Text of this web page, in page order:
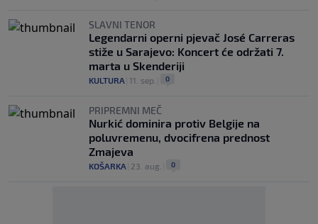
SLAVNI TENOR
Legendarni operni pjevač José Carreras
stiže u Sarajevo: Koncert će održati 7.
marta u Skenderiji
KULTURA 11. sep. 0
PRIPREMNI MEČ
Nurkić dominira protiv Belgije na
poluvremenu, dvocifrena prednost
Zmajeva
KOŠARKA 23. aug. 0